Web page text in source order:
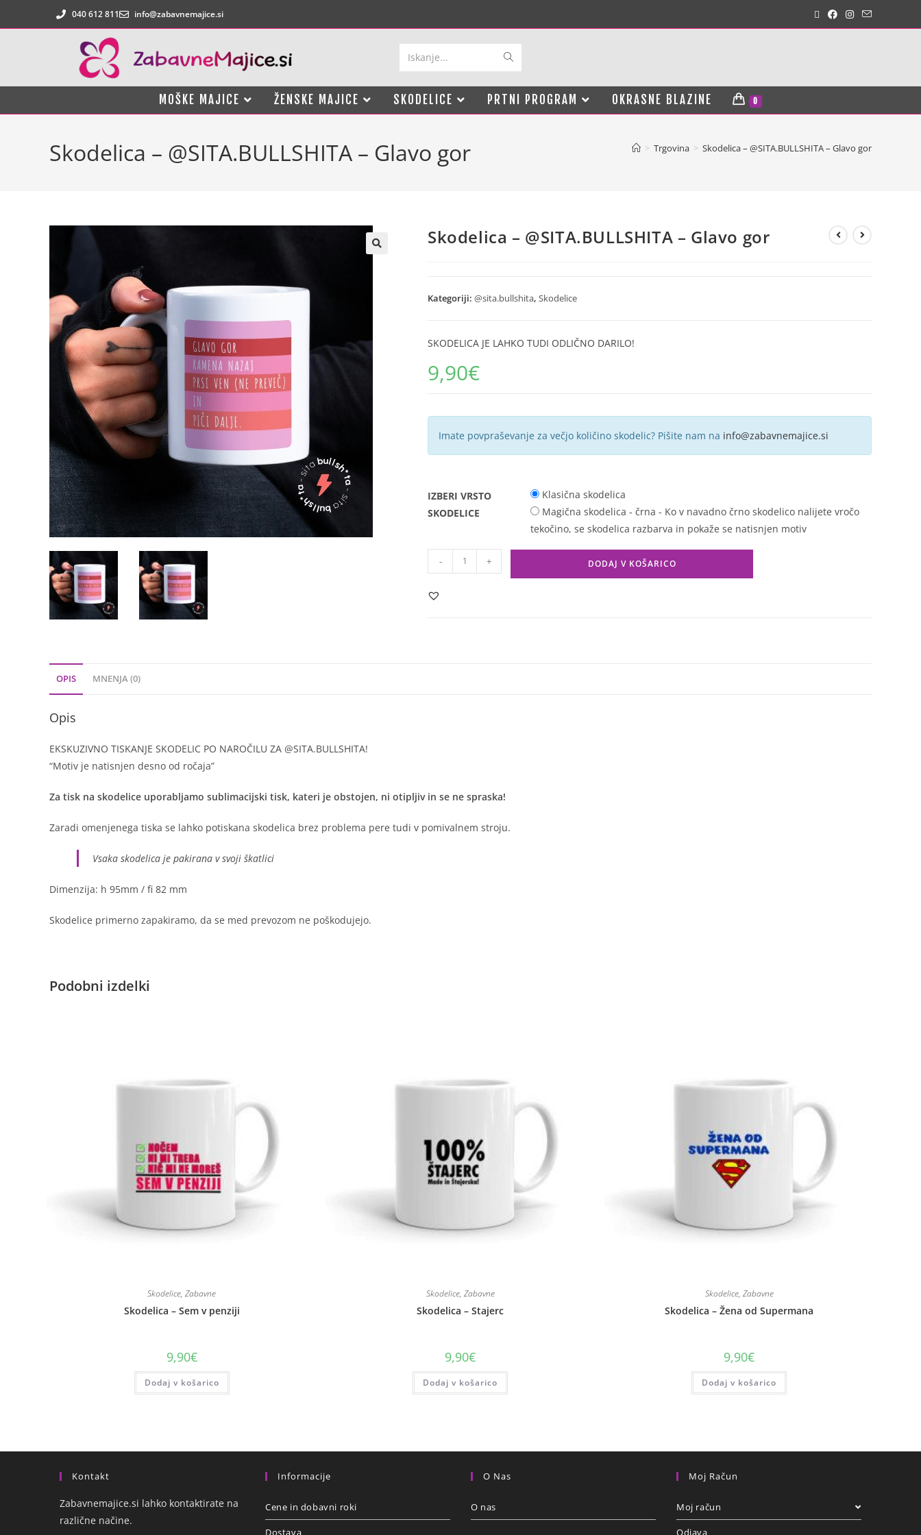
040 612 811 info@zabavnemajice.si
Iskanje...
MOŠKE MAJICE ŽENSKE MAJICE SKODELICE PRTNI PROGRAM OKRASNE BLAZINE 0
Skodelica – @SITA.BULLSHITA – Glavo gor > Trgovina > Skodelica – @SITA.BULLSHITA – Glavo gor
Skodelica – @SITA.BULLSHITA – Glavo gor
Kategoriji: @sita.bullshita, Skodelice
SKODELICA JE LAHKO TUDI ODLIČNO DARILO!
9,90€
Imate povpraševanje za večjo količino skodelic? Pišite nam na info@zabavnemajice.si
IZBERI VRSTO
SKODELICE
Klasična skodelica
Magična skodelica - črna - Ko v navadno črno skodelico nalijete vročo
tekočino, se skodelica razbarva in pokaže se natisnjen motiv
- + DODAJ V KOŠARICO
OPIS MNENJA (0)
Opis
EKSKUZIVNO TISKANJE SKODELIC PO NAROČILU ZA @SITA.BULLSHITA!
“Motiv je natisnjen desno od ročaja”
Za tisk na skodelice uporabljamo sublimacijski tisk, kateri je obstojen, ni otipljiv in se ne spraska!
Zaradi omenjenega tiska se lahko potiskana skodelica brez problema pere tudi v pomivalnem stroju.
Vsaka skodelica je pakirana v svoji škatlici
Dimenzija: h 95mm / fi 82 mm
Skodelice primerno zapakiramo, da se med prevozom ne poškodujejo.
Podobni izdelki
Skodelice,Zabavne
Skodelica – Sem v penziji
9,90€
Dodaj v košarico
Skodelice, Zabavne
Skodelica – Stajerc
9,90€
Dodaj v košarico
Skodelice, Zabavne
Skodelica – Žena od Supermana
9,90€
Dodaj v košarico
Kontakt
Zabavnemajice.si lahko kontaktirate na
različne načine.
Informacije
Cene in dobavni roki
Dostava
O Nas
O nas
Moj Račun
Moj račun
Odjava